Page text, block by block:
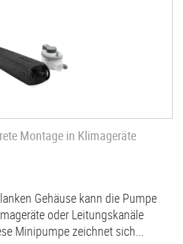
Montage in Klimageräte
Gehäuse kann die Pumpe
oder Leitungskanäle
Minipumpe zeichnet sich...